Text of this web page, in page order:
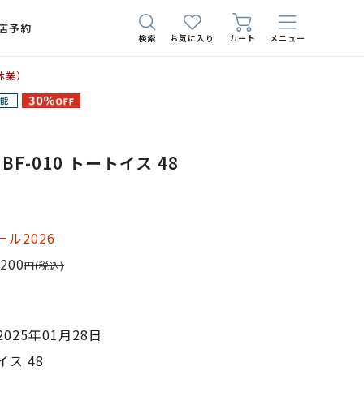
予約
検索 お気に入り カート メニュー
）
010 トートイス 48
ル2026
円(税込)
年01月28日
ス 48